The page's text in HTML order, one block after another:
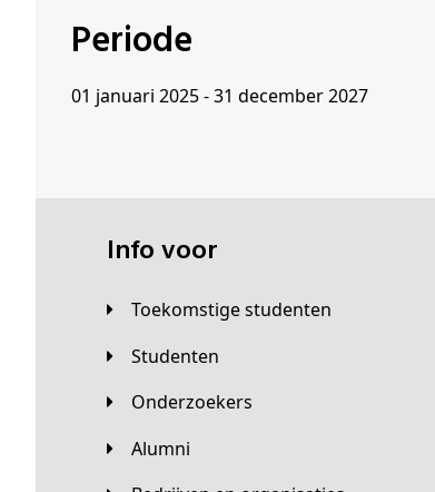
Periode
01 januari 2025 - 31 december 2027
Info voor
Toekomstige studenten
Studenten
Onderzoekers
Alumni